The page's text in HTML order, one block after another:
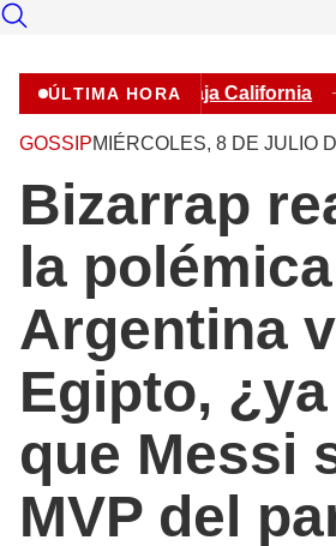
ÚLTIMA HORA
fiscal en Baja California +++
GOSSIPMIÉRCOLES, 8 DE JULIO
Bizarrap
la polémica
Argentina
Egipto,
que Messi
MVP del